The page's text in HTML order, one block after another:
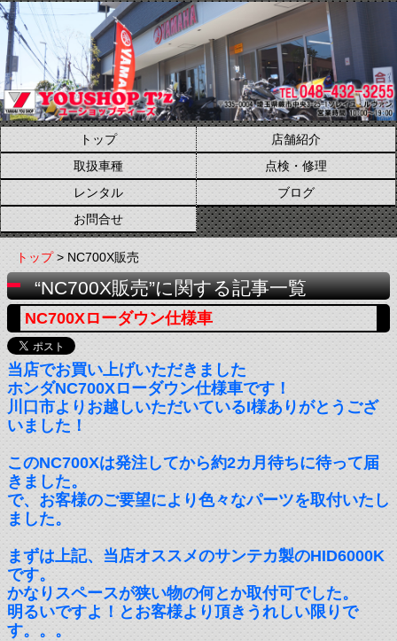
トップ
店舗紹介
取扱車種
点検・修理
レンタル
ブログ
お問合せ
トップ> NC700X販売
“NC700X販売”に関する記事一覧
NC700Xローダウン仕様車
当店でお買い上げいただきました
ホンダNC700Xローダウン仕様車です！
川口市よりお越しいただいているI様ありがとうござ
いました！
このNC700Xは発注してから約2カ月待ちに待って届
きました。
で、お客様のご要望により色々なパーツを取付いたし
ました。
まずは上記、当店オススメのサンテカ製のHID6000K
です。
かなりスペースが狭い物の何とか取付可でした。
明るいですよ！とお客様より頂きうれしい限りで
す。。。